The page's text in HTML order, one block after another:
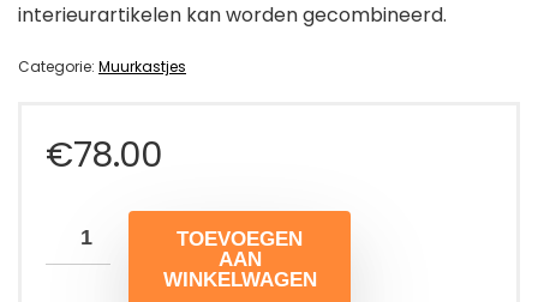
interieurartikelen kan worden gecombineerd.
Categorie: Muurkastjes
€78.00
TOEVOEGEN
AAN
WINKELWAGEN